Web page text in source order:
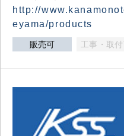
http://
eyama/products
販売可 工事・取